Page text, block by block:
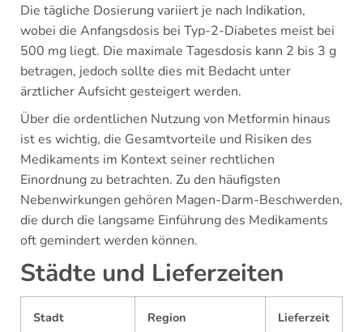
Die tägliche Dosierung variiert je nach Indikation,
wobei die Anfangsdosis bei Typ-2-Diabetes meist bei
500 mg liegt. Die maximale Tagesdosis kann 2 bis 3 g
betragen, jedoch sollte dies mit Bedacht unter
ärztlicher Aufsicht gesteigert werden.
Über die ordentlichen Nutzung von Metformin hinaus
ist es wichtig, die Gesamtvorteile und Risiken des
Medikaments im Kontext seiner rechtlichen
Einordnung zu betrachten. Zu den häufigsten
Nebenwirkungen gehören Magen-Darm-Beschwerden,
die durch die langsame Einführung des Medikaments
oft gemindert werden können.
Städte und Lieferzeiten
Stadt Region Lieferzeit